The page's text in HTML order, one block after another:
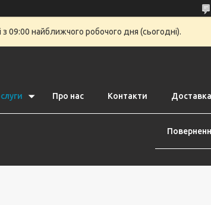
09:00 найближчого робочого дня (сьогодні).
Про нас Контакти